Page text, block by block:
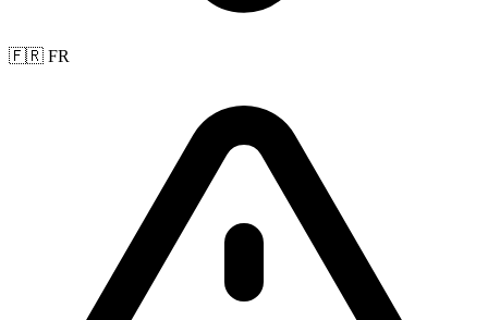
🇫🇷 FR